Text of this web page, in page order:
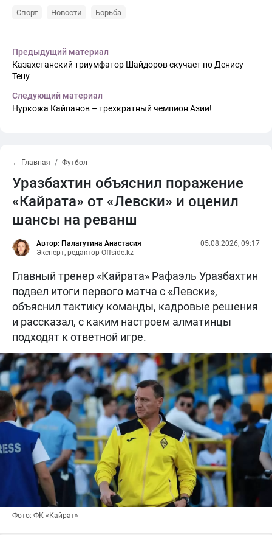
Спорт Новости Борьба
Предыдущий материал
Казахстанский триумфатор Шайдоров скучает по Денису
Тену
Следующий материал
Нуркожа Кайпанов – трехкратный чемпион Азии!
← Главная Футбол
Уразбахтин объяснил поражение
«Кайрата» от «Левски» и оценил
шансы на реванш
Автор: Палагутина Анастасия
Эксперт, редактор Offside.kz
05.08.2026, 09:17
Главный тренер «Кайрата» Рафаэль Уразбахтин
подвел итоги первого матча с «Левски»,
объяснил тактику команды, кадровые решения
и рассказал, с каким настроем алматинцы
подходят к ответной игре.
Фото: ФК «Кайрат»